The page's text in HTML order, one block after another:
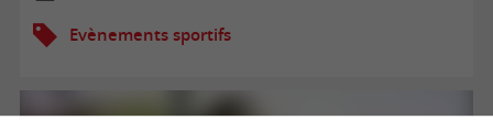
Evènements sportifs